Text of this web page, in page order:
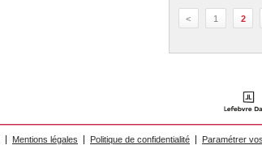
< 1 2
Mentions légales Politique de confidentialité Paramétrer